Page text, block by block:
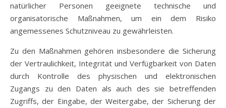
natürlicher Personen geeignete technische und
organisatorische Maßnahmen, um ein dem Risiko
angemessenes Schutzniveau zu gewährleisten.
Zu den Maßnahmen gehören insbesondere die Sicherung
der Vertraulichkeit, Integrität und Verfügbarkeit von Daten
durch Kontrolle des physischen und elektronischen
Zugangs zu den Daten als auch des sie betreffenden
Zugriffs, der Eingabe, der Weitergabe, der Sicherung der